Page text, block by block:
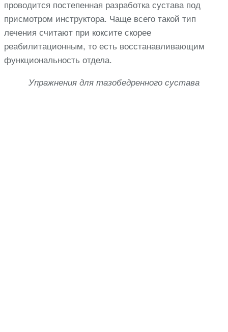
проводится постепенная разработка сустава под
присмотром инструктора. Чаще всего такой тип
лечения считают при коксите скорее
реабилитационным, то есть восстанавливающим
функциональность отдела.
Упражнения для тазобедренного сустава